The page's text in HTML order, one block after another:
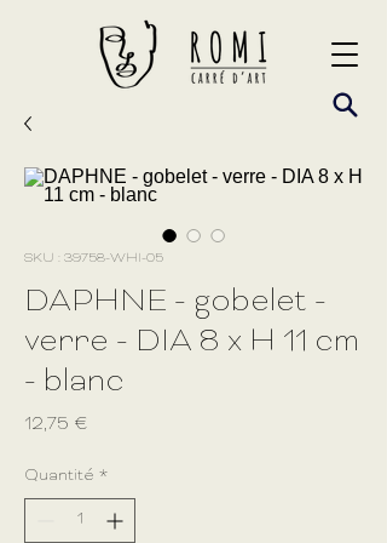
SKU : 39758-WHI-05
DAPHNE - gobelet -
verre - DIA 8 x H 11 cm
- blanc
12,75 €Prix
Quantité *